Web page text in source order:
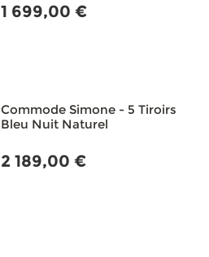
1 699,00 €
Commode Simone - 5 Tiroirs
Bleu Nuit Naturel
2 189,00 €